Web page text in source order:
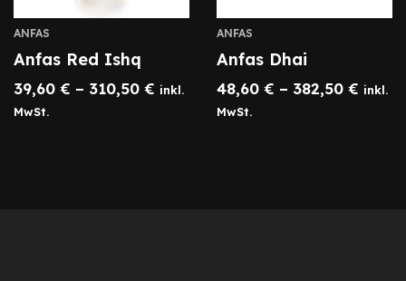
ANFAS
Anfas Red Ishq
39,60 € – 310,50 € inkl.
MwSt.
ANFAS
Anfas Dhai
48,60 € – 382,50 € inkl.
MwSt.